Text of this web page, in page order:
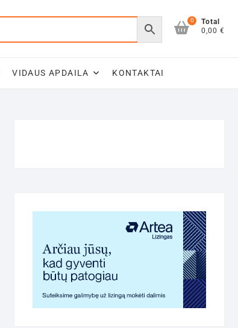
0
Total
0,00 €
VIDAUS APDAILA KONTAKTAI